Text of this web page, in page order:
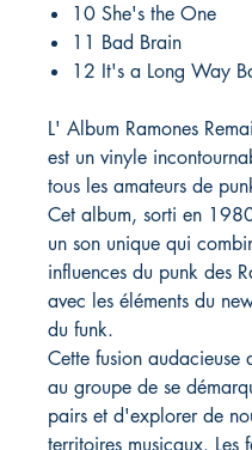
10 She's the One
11 Bad Brain
12 It's a Long Way
L' Album Ramones
est un vinyle
tous les amateurs de
Cet album, sorti en
un son unique qui
influences du punk des
avec les éléments du
du funk.
Cette fusion audacieuse
au groupe de se
pairs et d'explorer de